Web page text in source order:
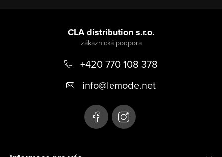
CLA distribution s.r.o.
+420 770 108 378
info@lemode.net